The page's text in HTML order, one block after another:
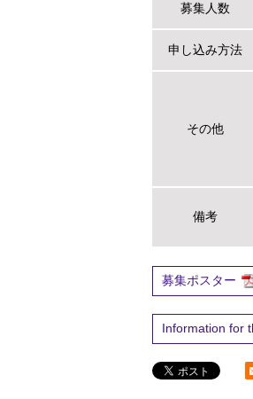
募集人数
申し込み方法
その他
備考
募集ポスター
Information for